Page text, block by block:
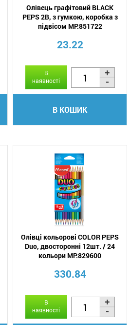
Олівець графітовий BLACK
PEPS 2B, з гумкою, коробка з
підвісом MP.851722
23.22
В
наявності
В КОШИК
Олівці кольорові COLOR PEPS
Duo, двосторонні 12шт. / 24
кольори MP.829600
330.84
В
наявності